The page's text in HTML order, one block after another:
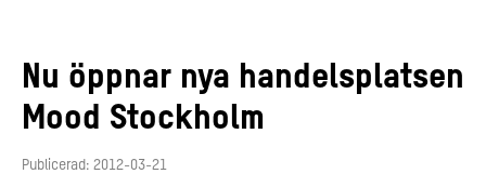
Nu öppnar nya handelsplatsen
Mood Stockholm
Publicerad: 2012-03-21